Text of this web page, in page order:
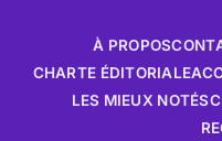
À PROPOS
CHARTE ÉDITORIALE
LES MIEUX NOTÉS